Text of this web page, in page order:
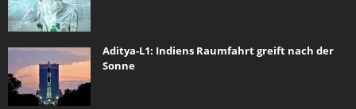
Aditya-L1: Indiens Raumfahrt greift nach der
Sonne